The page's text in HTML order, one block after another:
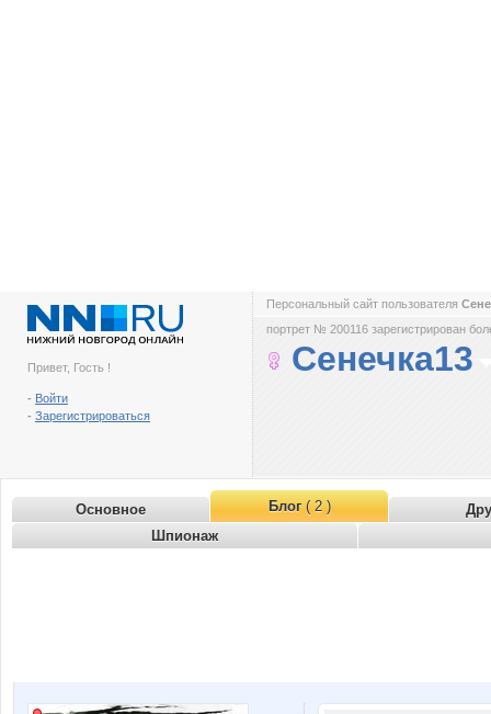
Привет, Гость !
- Войти
- Зарегистрироваться
Персональный сайт пользователя
портрет № 200116 зарегистрирован
Сенечка13
Основное Блог( 2 )
Шпионаж